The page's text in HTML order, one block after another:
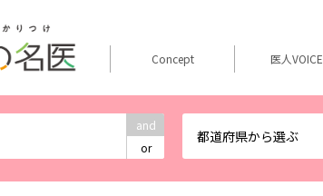
and
or
都道府県から選ぶ
Concept 医人VOICE